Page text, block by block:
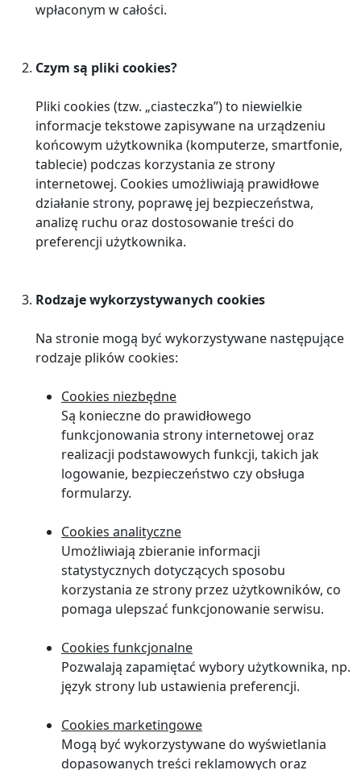
wpłaconym w całości.
Czym są pliki cookies?
Pliki cookies (tzw. „ciasteczka”) to niewielkie
informacje tekstowe zapisywane na urządzeniu
końcowym użytkownika (komputerze, smartfonie,
tablecie) podczas korzystania ze strony
internetowej. Cookies umożliwiają prawidłowe
działanie strony, poprawę jej bezpieczeństwa,
analizę ruchu oraz dostosowanie treści do
preferencji użytkownika.
Rodzaje wykorzystywanych cookies
Na stronie mogą być wykorzystywane następujące
rodzaje plików cookies:
Cookies niezbędne
Są konieczne do prawidłowego
funkcjonowania strony internetowej oraz
realizacji podstawowych funkcji, takich jak
logowanie, bezpieczeństwo czy obsługa
formularzy.
Cookies analityczne
Umożliwiają zbieranie informacji
statystycznych dotyczących sposobu
korzystania ze strony przez użytkowników, co
pomaga ulepszać funkcjonowanie serwisu.
Cookies funkcjonalne
Pozwalają zapamiętać wybory użytkownika, np.
język strony lub ustawienia preferencji.
Cookies marketingowe
Mogą być wykorzystywane do wyświetlania
dopasowanych treści reklamowych oraz